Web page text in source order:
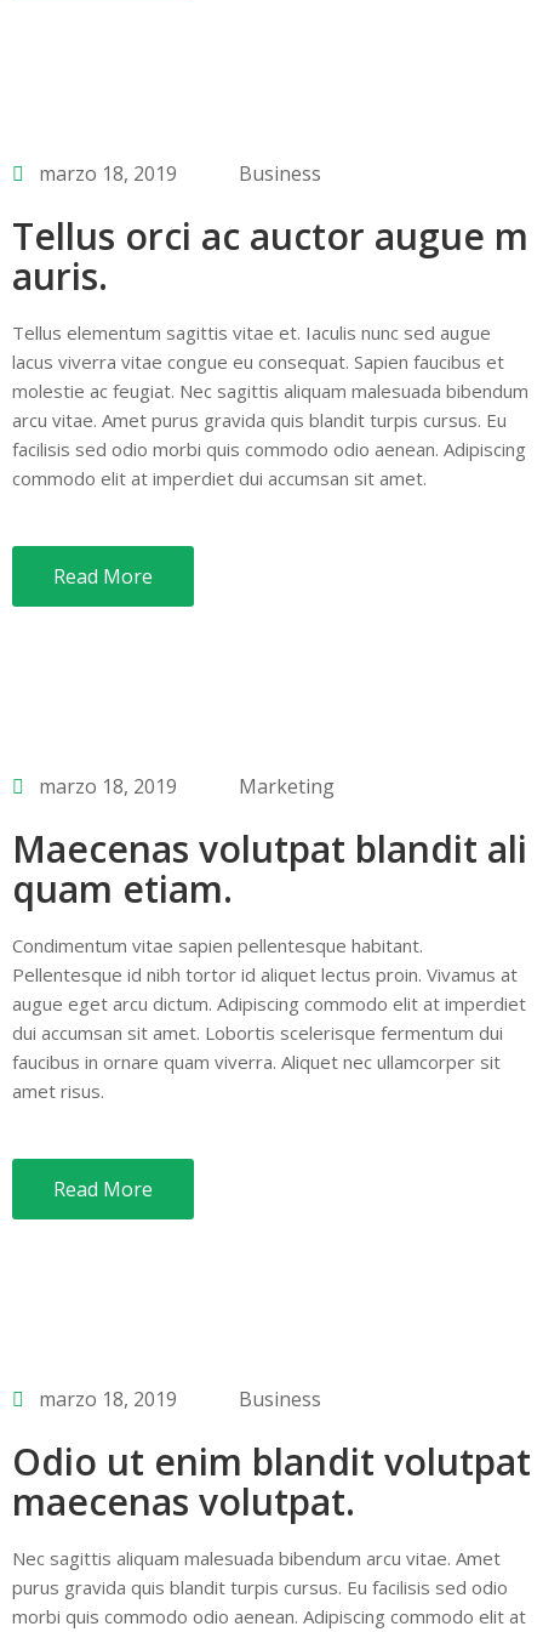
marzo 18, 2019 Business
Tellus orci ac auctor augue m
auris.
Tellus elementum sagittis vitae et. Iaculis nunc sed augue
lacus viverra vitae congue eu consequat. Sapien faucibus et
molestie ac feugiat. Nec sagittis aliquam malesuada bibendum
arcu vitae. Amet purus gravida quis blandit turpis cursus. Eu
facilisis sed odio morbi quis commodo odio aenean. Adipiscing
commodo elit at imperdiet dui accumsan sit amet.
Read More
marzo 18, 2019 Marketing
Maecenas volutpat blandit ali
quam etiam.
Condimentum vitae sapien pellentesque habitant.
Pellentesque id nibh tortor id aliquet lectus proin. Vivamus at
augue eget arcu dictum. Adipiscing commodo elit at imperdiet
dui accumsan sit amet. Lobortis scelerisque fermentum dui
faucibus in ornare quam viverra. Aliquet nec ullamcorper sit
amet risus.
Read More
marzo 18, 2019 Business
Odio ut enim blandit volutpat
maecenas volutpat.
Nec sagittis aliquam malesuada bibendum arcu vitae. Amet
purus gravida quis blandit turpis cursus. Eu facilisis sed odio
morbi quis commodo odio aenean. Adipiscing commodo elit at